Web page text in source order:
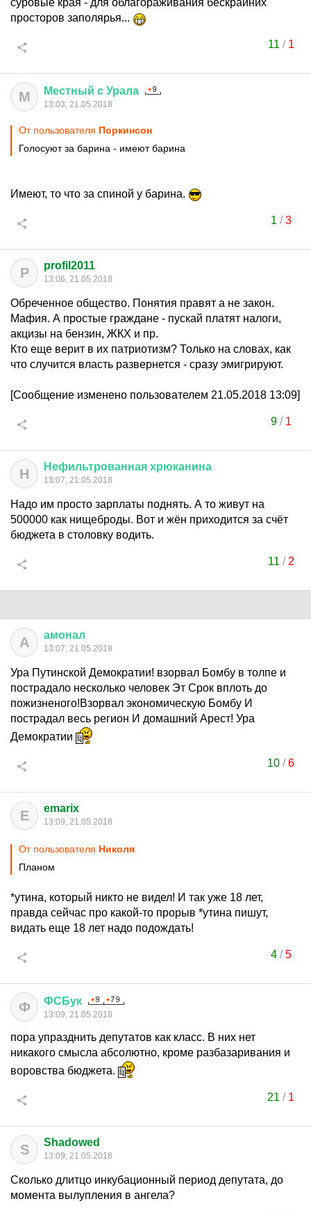
суровые края - для облагораживания бескрайних
просторов заполярья...
11 / 1
М Местный с Урала
13:03, 21.05.2018
От пользователя Поркинсон
Голосуют за барина - имеют барина
Имеют, то что за спиной у барина.
1 /3
P profil2011
13:06, 21.05.2018
Обреченное общество. Понятия правят а не закон.
Мафия. А простые граждане - пускай платят налоги,
акцизы на бензин, ЖКХ и пр.
Кто еще верит в их патриотизм? Только на словах, как
что случится власть развернется - сразу эмигрируют.
[Сообщение изменено пользователем 21.05.2018 13:09]
9/ 1
Н Нефильтрованная хрюканина
13:07, 21.05.2018
Надо им просто зарплаты поднять. А то живут на
500000 как нищеброды. Вот и жён приходится за счёт
бюджета в столовку водить.
11 / 2
А амонал
13:07, 21.05.2018
Ура Путинской Демократии! взорвал Бомбу в толпе и
пострадало несколько человек Эт Срок вплоть до
пожизненого!Взорвал экономическую Бомбу И
пострадал весь регион И домашний Арест! Ура
Демократии
10 /6
E emarix
13:09, 21.05.2018
От пользователя Hиколя
Планом
*утина, который никто не видел! И так уже 18 лет,
правда сейчас про какой-то прорыв *утина пишут,
видать еще 18 лет надо подождать!
4/5
Ф ФСБук
13:09, 21.05.2018
пора упразднить депутатов как класс. В них нет
никакого смысла абсолютно, кроме разбазаривания и
воровства бюджета.
21 / 1
S Shadowed
13:09, 21.05.2018
Сколько длитцо инкубационный период депутата, до
момента вылупления в ангела?